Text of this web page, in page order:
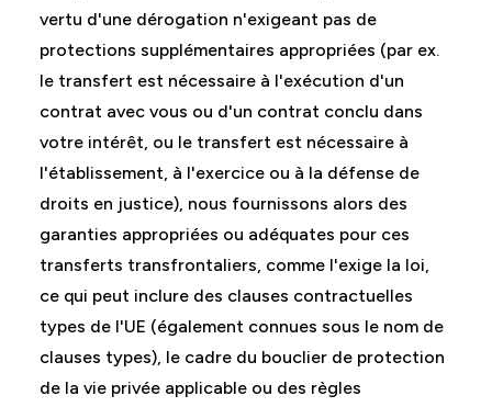
vertu d'une dérogation n'exigeant pas de
protections supplémentaires appropriées (par ex.
le transfert est nécessaire à l'exécution d'un
contrat avec vous ou d'un contrat conclu dans
votre intérêt, ou le transfert est nécessaire à
l'établissement, à l'exercice ou à la défense de
droits en justice), nous fournissons alors des
garanties appropriées ou adéquates pour ces
transferts transfrontaliers, comme l'exige la loi,
ce qui peut inclure des clauses contractuelles
types de l'UE (également connues sous le nom de
clauses types), le cadre du bouclier de protection
de la vie privée applicable ou des règles